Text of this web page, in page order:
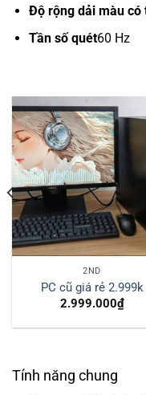
Độ rộng dải màu có
Tần số quét60 Hz
2ND
PC cũ giá rẻ 2.999k
2.999.000₫
Tính năng chung